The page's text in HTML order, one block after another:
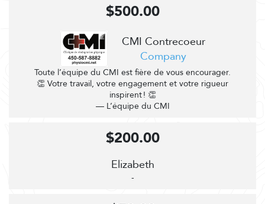
CMI Contrecoeur
Company
Toute l’équipe du CMI est fière de vous encourager.
👏 Votre travail, votre engagement et votre rigueur
inspirent ! 👏
— L’équipe du CMI
$500.00
Elizabeth
-
$200.00